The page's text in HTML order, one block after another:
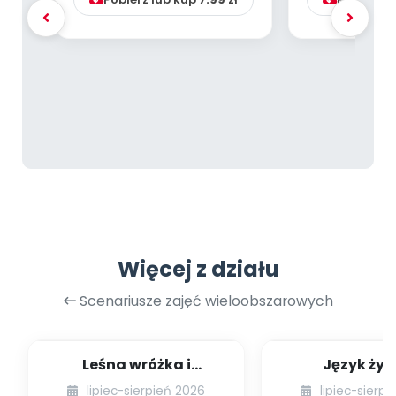
Więcej z działu
Scenariusze zajęć wieloobszarowych
Leśna wróżka i
przyjaciele
lipiec-sierpień 2026
Język
lipiec-